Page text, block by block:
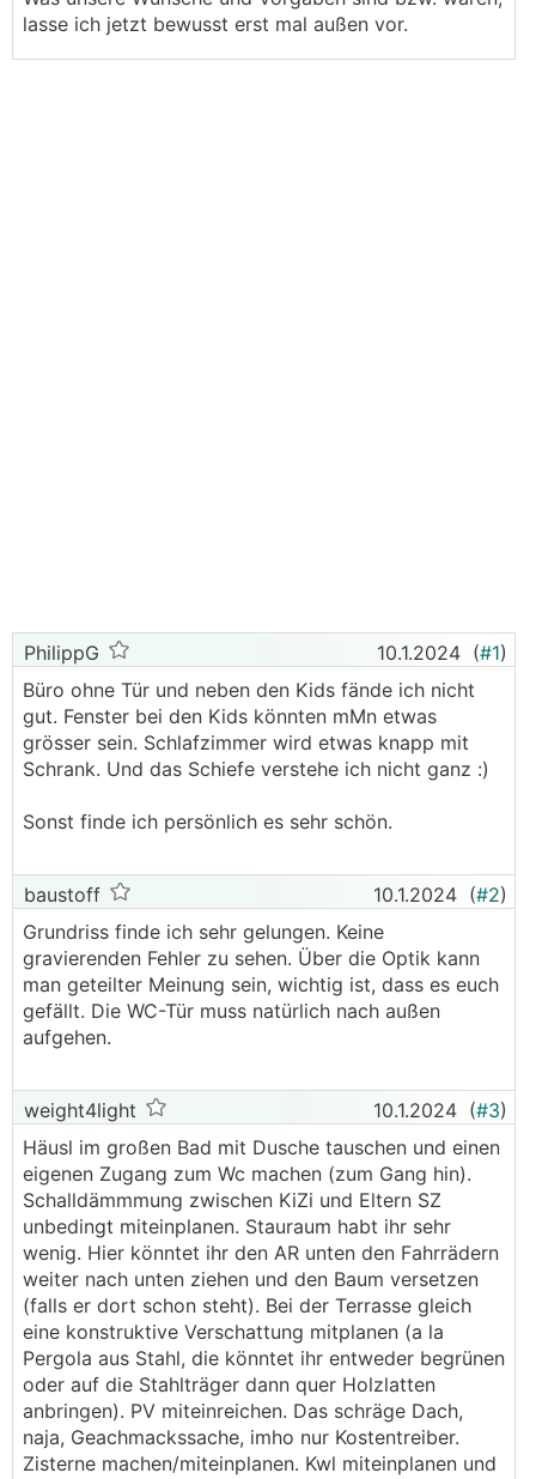
lasse ich jetzt bewusst erst mal außen vor.
PhilippG 10.1.2024 (#1)
Büro ohne Tür und neben den Kids fände ich nicht
gut. Fenster bei den Kids könnten mMn etwas
grösser sein. Schlafzimmer wird etwas knapp mit
Schrank. Und das Schiefe verstehe ich nicht ganz :)
Sonst finde ich persönlich es sehr schön.
baustoff 10.1.2024 (#2)
Grundriss finde ich sehr gelungen. Keine
gravierenden Fehler zu sehen. Über die Optik kann
man geteilter Meinung sein, wichtig ist, dass es euch
gefällt. Die WC-Tür muss natürlich nach außen
aufgehen.
weight4light 10.1.2024 (#3)
Häusl im großen Bad mit Dusche tauschen und einen
eigenen Zugang zum Wc machen (zum Gang hin).
Schalldämmmung zwischen KiZi und Eltern SZ
unbedingt miteinplanen. Stauraum habt ihr sehr
wenig. Hier könntet ihr den AR unten den Fahrrädern
weiter nach unten ziehen und den Baum versetzen
(falls er dort schon steht). Bei der Terrasse gleich
eine konstruktive Verschattung mitplanen (a la
Pergola aus Stahl, die könntet ihr entweder begrünen
oder auf die Stahlträger dann quer Holzlatten
anbringen). PV miteinreichen. Das schräge Dach,
naja, Geachmackssache, imho nur Kostentreiber.
Zisterne machen/miteinplanen. Kwl miteinplanen und